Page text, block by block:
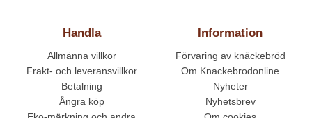
Handla
Allmänna villkor
Frakt- och leveransvillkor
Betalning
Ångra köp
Information
Förvaring av knäckebröd
Om Knackebrodonline
Nyheter
Nyhetsbrev